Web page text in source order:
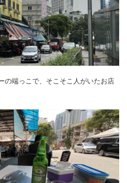
の端っこで、そこそこ人がいたお店